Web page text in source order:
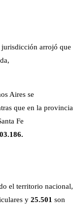
jurisdicción arrojó que
Aires se
que en la provincia
Fe
el territorio nacional,
y 25.501 son